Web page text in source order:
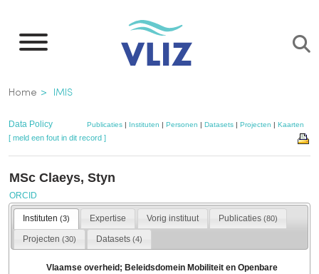
naar
inhoud
gaan
Kruimelpad
Home IMIS
Data Policy Publicaties| Instituten | Personen | Datasets| Projecten | Kaarten
[ meld een fout in dit record ]
MSc Claeys, Styn
ORCID
Instituten (3) Expertise Vorig instituut Publicaties (80)
Projecten (30) Datasets(4)
Vlaamse overheid; Beleidsdomein Mobiliteit en Openbare